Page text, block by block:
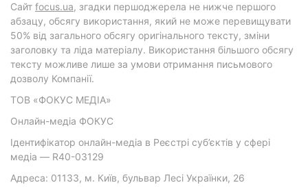
Cайт focus.ua, згадки першоджерела не нижче першого
абзацу, обсягу використання, який не може перевищувати
50% від загального обсягу оригінального тексту, зміни
заголовку та ліда матеріалу. Використання більшого обсягу
тексту можливе лише за умови отримання письмового
дозволу Компанії.
ТОВ «ФОКУС МЕДІА»
Онлайн-медіа ФОКУС
Ідентифікатор онлайн-медіа в Реєстрі суб’єктів у сфері
медіа — R40-03129
Адреса: 01133, м. Київ, бульвар Лесі Українки, 26